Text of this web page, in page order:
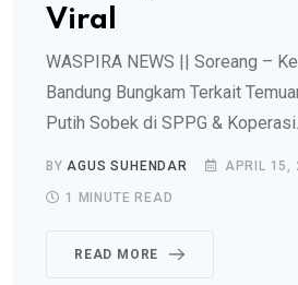
Viral
​WASPIRA NEWS || Soreang –
Bandung Bungkam Terkait
Putih Sobek di SPPG &
BYAGUS SUHENDAR APRIL 15,
1 MINUTE READ
READ MORE